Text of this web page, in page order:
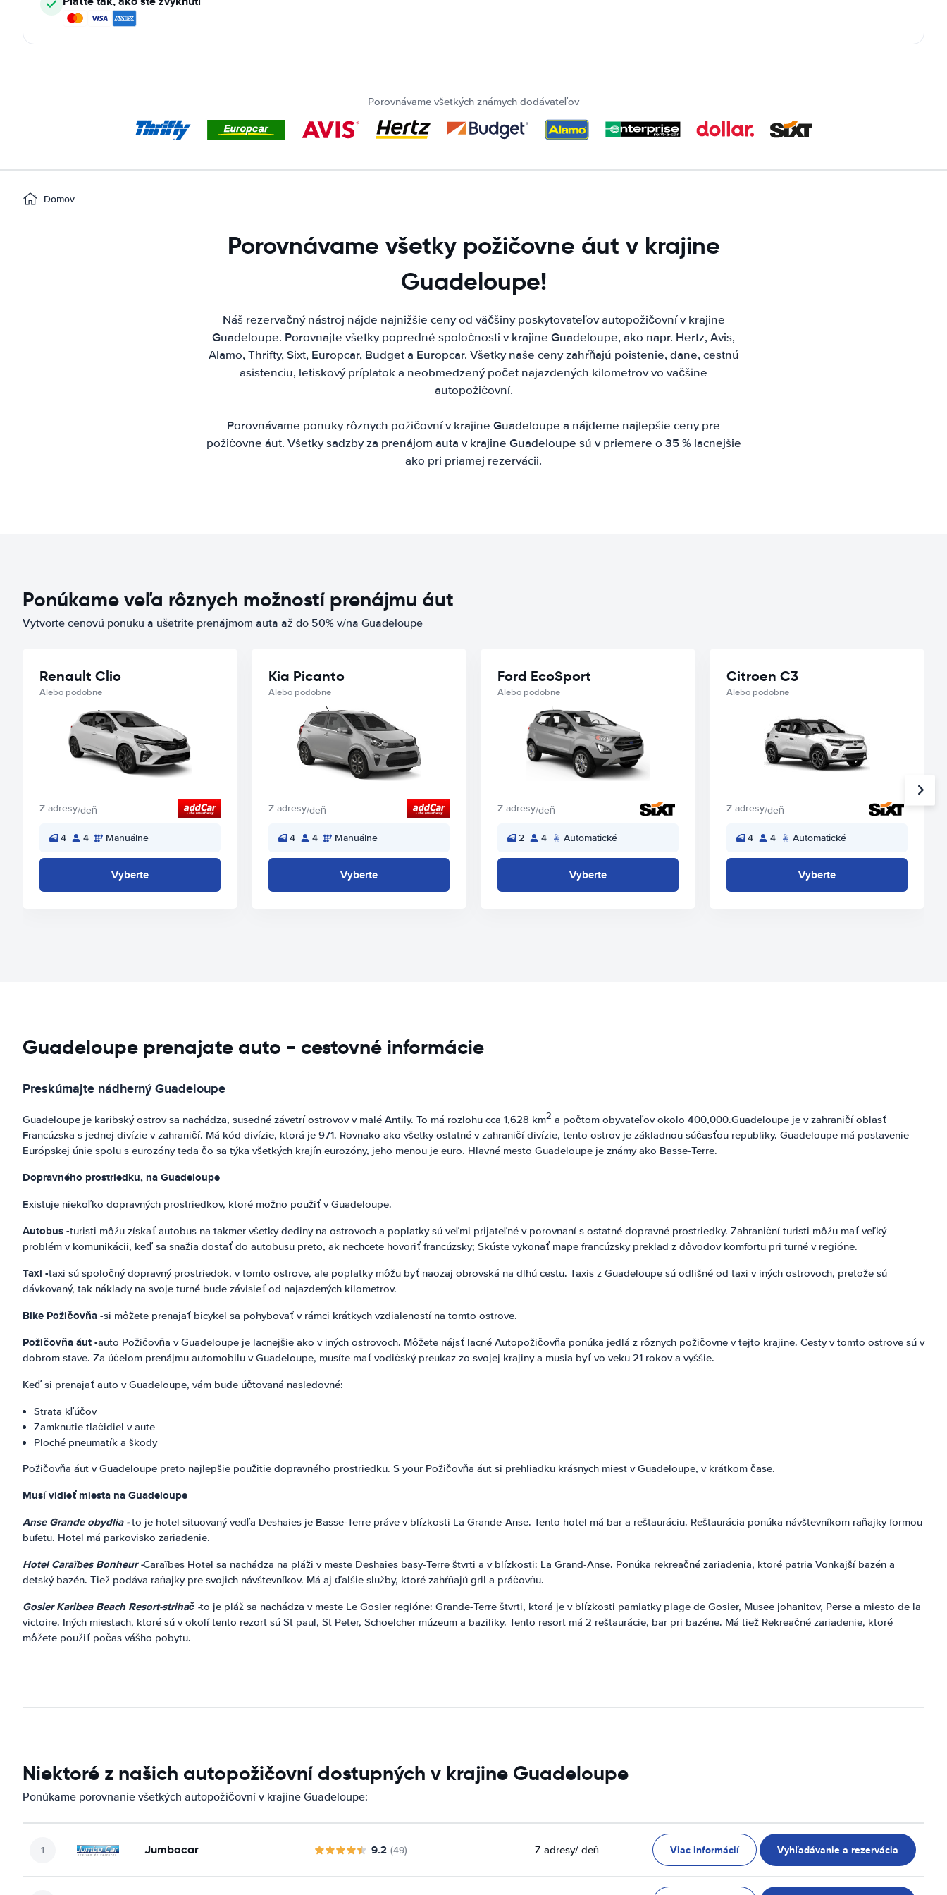
Porovnávame všetkých známych dodávateľov
Domov
Porovnávame všetky požičovne áut v krajine
Guadeloupe!
Náš rezervačný nástroj nájde najnižšie ceny od väčšiny poskytovateľov autopožičovní v krajine
Guadeloupe. Porovnajte všetky popredné spoločnosti v krajine Guadeloupe, ako napr. Hertz, Avis,
Alamo, Thrifty, Sixt, Europcar, Budget a Europcar. Všetky naše ceny zahŕňajú poistenie, dane, cestnú
asistenciu, letiskový príplatok a neobmedzený počet najazdených kilometrov vo väčšine
autopožičovní.
Porovnávame ponuky rôznych požičovní v krajine Guadeloupe a nájdeme najlepšie ceny pre
požičovne áut. Všetky sadzby za prenájom auta v krajine Guadeloupe sú v priemere o 35 % lacnejšie
ako pri priamej rezervácii.
Ponúkame veľa rôznych možností prenájmu áut
Vytvorte cenovú ponuku a ušetrite prenájmom auta až do 50% v/na Guadeloupe
Renault Clio
Alebo podobne
Z adresy/deň
4 4 Manuálne
Vyberte
Kia Picanto
Alebo podobne
Z adresy/deň
4 4 Manuálne
Vyberte
Ford EcoSport
Alebo podobne
Z adresy/deň
2 4 Automatické
Vyberte
Citroen C3
Alebo podobne
Z adresy/deň
4 4 Automatické
Vyberte
Guadeloupe prenajate auto - cestovné informácie
Preskúmajte nádherný Guadeloupe
Guadeloupe je karibský ostrov sa nachádza, susedné závetrí ostrovov v malé Antily. To má rozlohu cca 1,628 km2 a počtom obyvateľov okolo 400,000.Guadeloupe je v zahraničí oblasť
Francúzska s jednej divízie v zahraničí. Má kód divízie, ktorá je 971. Rovnako ako všetky ostatné v zahraničí divízie, tento ostrov je základnou súčasťou republiky. Guadeloupe má postavenie
Európskej únie spolu s eurozóny teda čo sa týka všetkých krajín eurozóny, jeho menou je euro. Hlavné mesto Guadeloupe je známy ako Basse-Terre.
Dopravného prostriedku, na Guadeloupe
Existuje niekoľko dopravných prostriedkov, ktoré možno použiť v Guadeloupe.
Autobus -turisti môžu získať autobus na takmer všetky dediny na ostrovoch a poplatky sú veľmi prijateľné v porovnaní s ostatné dopravné prostriedky. Zahraniční turisti môžu mať veľký
problém v komunikácii, keď sa snažia dostať do autobusu preto, ak nechcete hovoriť francúzsky; Skúste vykonať mape francúzsky preklad z dôvodov komfortu pri turné v regióne.
Taxi -taxi sú spoločný dopravný prostriedok, v tomto ostrove, ale poplatky môžu byť naozaj obrovská na dlhú cestu. Taxis z Guadeloupe sú odlišné od taxi v iných ostrovoch, pretože sú
dávkovaný, tak náklady na svoje turné bude závisieť od najazdených kilometrov.
Bike Požičovňa -si môžete prenajať bicykel sa pohybovať v rámci krátkych vzdialeností na tomto ostrove.
Požičovňa áut -auto Požičovňa v Guadeloupe je lacnejšie ako v iných ostrovoch. Môžete nájsť lacné Autopožičovňa ponúka jedlá z rôznych požičovne v tejto krajine. Cesty v tomto ostrove sú v
dobrom stave. Za účelom prenájmu automobilu v Guadeloupe, musíte mať vodičský preukaz zo svojej krajiny a musia byť vo veku 21 rokov a vyššie.
Keď si prenajať auto v Guadeloupe, vám bude účtovaná nasledovné:
Strata kľúčov
Zamknutie tlačidiel v aute
Ploché pneumatík a škody
Požičovňa áut v Guadeloupe preto najlepšie použitie dopravného prostriedku. S your Požičovňa áut si prehliadku krásnych miest v Guadeloupe, v krátkom čase.
Musí vidieť miesta na Guadeloupe
Anse Grande obydlia -to je hotel situovaný vedľa Deshaies je Basse-Terre práve v blízkosti La Grande-Anse. Tento hotel má bar a reštauráciu. Reštaurácia ponúka návštevníkom raňajky formou
bufetu. Hotel má parkovisko zariadenie.
Hotel Caraïbes Bonheur -Caraïbes Hotel sa nachádza na pláži v meste Deshaies basy-Terre štvrti a v blízkosti: La Grand-Anse. Ponúka rekreačné zariadenia, ktoré patria Vonkajší bazén a
detský bazén. Tiež podáva raňajky pre svojich návštevníkov. Má aj ďalšie služby, ktoré zahŕňajú gril a práčovňu.
Gosier Karibea Beach Resort-strihač -to je pláž sa nachádza v meste Le Gosier regióne: Grande-Terre štvrti, ktorá je v blízkosti pamiatky plage de Gosier, Musee johanitov, Perse a miesto de la
victoire. Iných miestach, ktoré sú v okolí tento rezort sú St paul, St Peter, Schoelcher múzeum a baziliky. Tento resort má 2 reštaurácie, bar pri bazéne. Má tiež Rekreačné zariadenie, ktoré
môžete použiť počas vášho pobytu.
Niektoré z našich autopožičovní dostupných v krajine Guadeloupe
Ponúkame porovnanie všetkých autopožičovní v krajine Guadeloupe:
Jumbocar 9.2 (49) Z adresy/ deň Viac informácií Vyhľadávanie a rezervácia